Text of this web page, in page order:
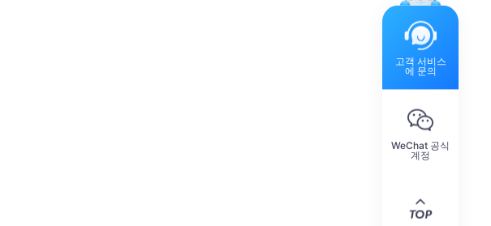
고객 서비스
에 문의
WeChat 공식
계정